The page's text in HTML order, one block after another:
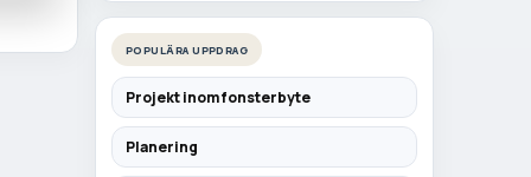
POPULÄRA UPPDRAG
Projekt inom fonsterbyte
Planering